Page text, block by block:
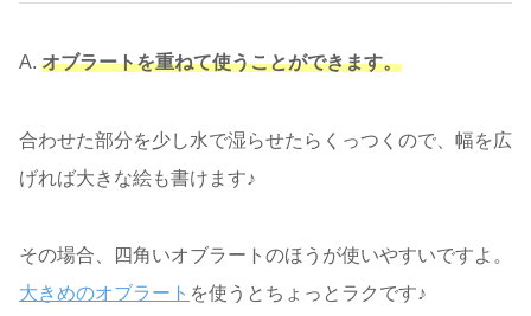
A. オブラートを重ねて使うことができます。
合わせた部分を少し水で湿らせたらくっつくので、幅を広
げれば大きな絵も書けます♪
その場合、四角いオブラートのほうが使いやすいですよ。
大きめのオブラート を使うとちょっとラクです♪